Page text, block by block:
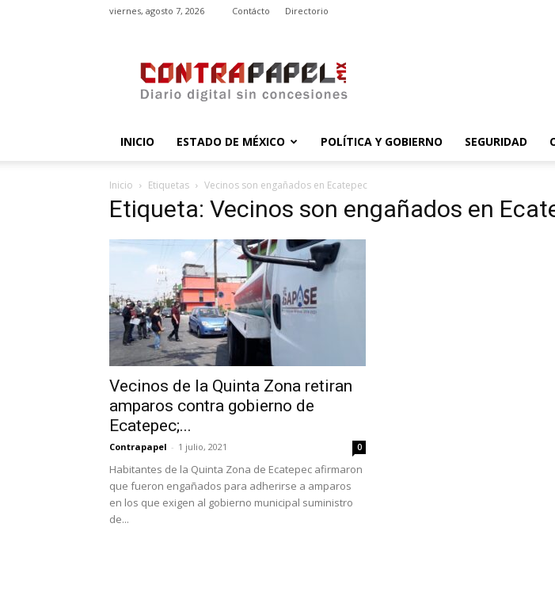
viernes, agosto 7, 2026 Contácto Directorio
INICIO ESTADO DE MÉXICO POLÍTICA Y GOBIERNO SEGURIDAD
Inicio Etiquetas Vecinos son engañados en Ecatepec
Etiqueta: Vecinos son engañados en
Vecinos de la Quinta Zona retiran
amparos contra gobierno de
Ecatepec;...
Contrapapel - 1 julio, 2021 0
Habitantes de la Quinta Zona de Ecatepec afirmaron
que fueron engañados para adherirse a amparos
en los que exigen al gobierno municipal suministro
de...